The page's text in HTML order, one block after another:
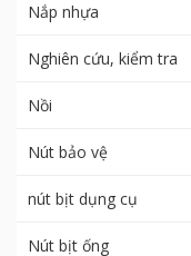
Nắp nhựa
Nghiên cứu, kiểm tra
Nồi
Nút bảo vệ
nút bịt dụng cụ
Nút bịt ống